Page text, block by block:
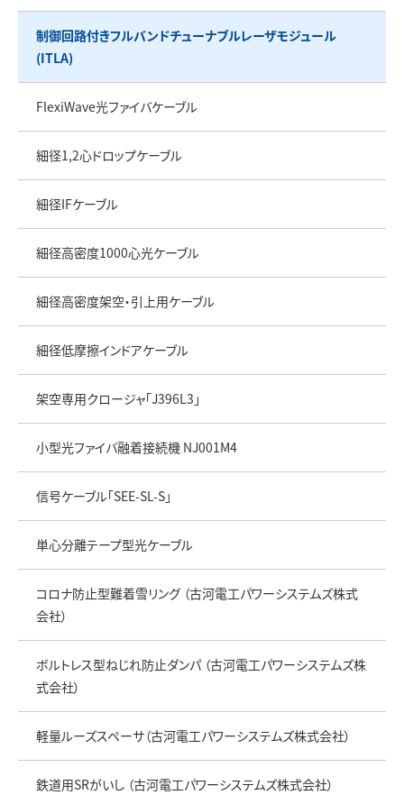
制御回路付きフルバンドチューナブルレーザモジュール
(ITLA)
FlexiWave光ファイバケーブル
細径1,2心ドロップケーブル
細径IFケーブル
細径高密度1000心光ケーブル
細径高密度架空・引上用ケーブル
細径低摩擦インドアケーブル
架空専用クロージャ「J396L3」
小型光ファイバ融着接続機 NJ001M4
信号ケーブル「SEE-SL-S」
単心分離テープ型光ケーブル
コロナ防止型難着雪リング （古河電工パワーシステムズ株式
会社）
ボルトレス型ねじれ防止ダンパ （古河電工パワーシステムズ株
式会社）
軽量ルーズスペーサ（古河電工パワーシステムズ株式会社）
鉄道用SRがいし （古河電工パワーシステムズ株式会社）